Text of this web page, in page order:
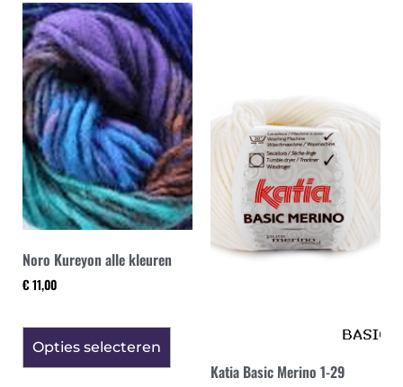
Noro Kureyon alle kleuren
€ 11,00
Opties selecteren
Katia Basic Merino 1-29